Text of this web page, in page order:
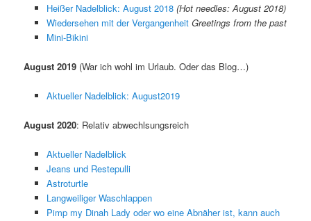
Heißer Nadelblick: August 2018 (Hot needles: August 2018)
Wiedersehen mit der Vergangenheit Greetings from the past
Mini-Bikini
August 2019 (War ich wohl im Urlaub. Oder das Blog…)
Aktueller Nadelblick: August2019
August 2020: Relativ abwechlsungsreich
Aktueller Nadelblick
Jeans und Restepulli
Astroturtle
Langweiliger Waschlappen
Pimp my Dinah Lady oder wo eine Abnäher ist, kann auch